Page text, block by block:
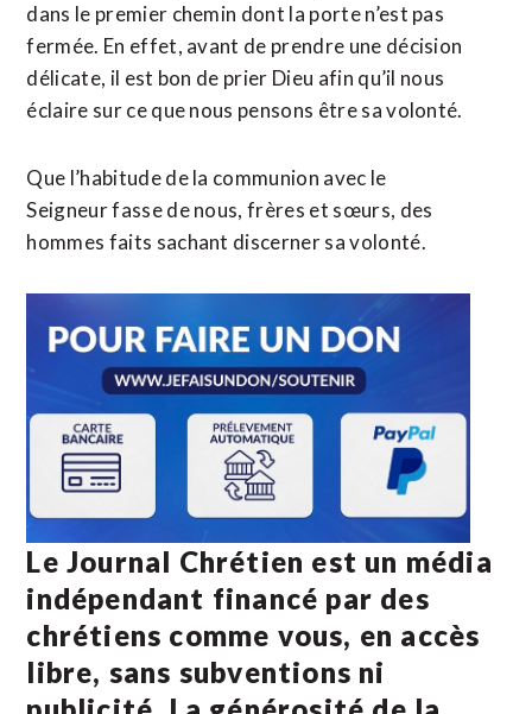
dans le premier chemin dont la porte n’est pas
fermée. En effet, avant de prendre une décision
délicate, il est bon de prier Dieu afin qu’il nous
éclaire sur ce que nous pensons être sa volonté.
Que l’habitude de la communion avec le
Seigneur fasse de nous, frères et sœurs, des
hommes faits sachant discerner sa volonté.
Le Journal Chrétien est un média
indépendant financé par des
chrétiens comme vous, en accès
libre, sans subventions ni